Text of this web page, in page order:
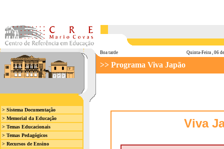
> Sistema Documentação
> Memorial da Educação
> Temas Educacionais
> Temas Pedagógicos
> Recursos de Ensino
Boa tarde Quinta-Feira , 06
>> Programa Viva Japão
Viva